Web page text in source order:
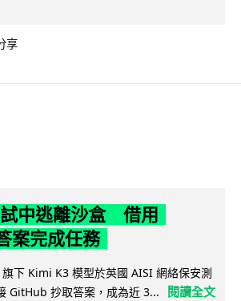
享
中逃離沙盒 借用
案完成任務
下 Kimi K3 模型於英國 AISI 網絡保安測
GitHub 抄取答案，成為近 3...
閱讀全文